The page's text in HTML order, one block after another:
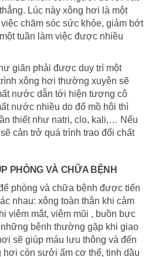
Lúc này xông hơi là một
chăm sóc sức khỏe, giảm bớt
tuần làm việc được nhiều
giãn phải được duy trì một
xông hơi thường xuyên sẽ
nước dẫn tới hiện tượng cô
nước nhiều do đổ mồ hôi thì
thiết như natri, clo, kali,… Nếu
cản trở quá trình trao đổi chất
PHÒNG VÀ CHỮA BỆNH
phòng và chữa bệnh được tiến
nhau: xông toàn thân khi cảm
viêm mắt, viêm mũi , buồn bực
bệnh thường gặp khi giao
sẽ giúp máu lưu thông và đến
hơi còn sưởi ấm cơ thể, tinh dầu